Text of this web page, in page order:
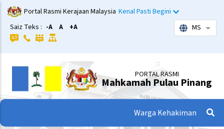
Langkau
ke
kandungan
utama
Portal Rasmi Kerajaan Malaysia Kenal Pasti Begini
Saiz Teks : -A A +A MS
PORTAL RASMI
Mahkamah Pulau Pinang
Warga Kehakiman